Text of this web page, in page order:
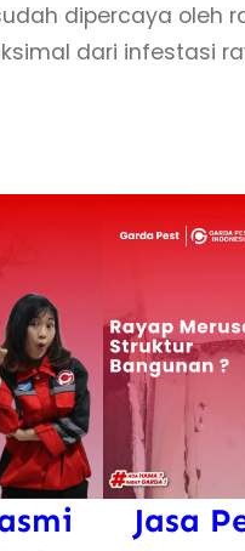
y
a
c
-
K
t
dipercaya oleh
dari infestasi
Jasa